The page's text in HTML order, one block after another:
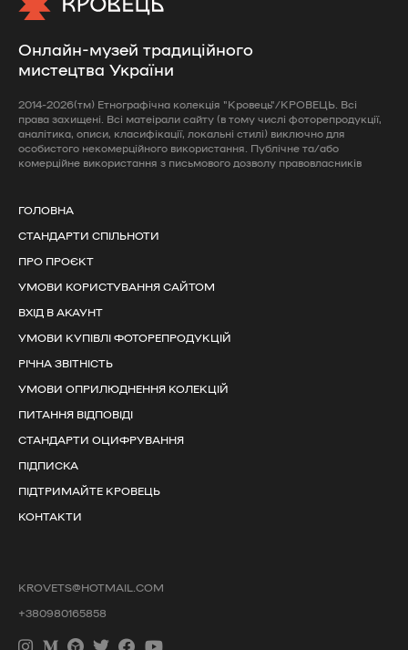
Онлайн-музей традиційного
мистецтва України
2014-2026(тм) Етнографічна колекція "Кровець"/КРОВЕЦЬ. Всі
права захищені. Всі матеірали сайту (в тому числі фоторепродукції,
аналітика, описи, класифікації, локальні стилі) виключно для
особистого некомерційного використання. Публічне та/або
комерційне використання з письмового дозволу правовласників
ГОЛОВНА
СТАНДАРТИ СПІЛЬНОТИ
ПРО ПРОЄКТ
УМОВИ КОРИСТУВАННЯ САЙТОМ
ВХІД В АКАУНТ
УМОВИ КУПІВЛІ ФОТОРЕПРОДУКЦІЙ
РІЧНА ЗВІТНІСТЬ
УМОВИ ОПРИЛЮДНЕННЯ КОЛЕКЦІЙ
ПИТАННЯ ВІДПОВІДІ
СТАНДАРТИ ОЦИФРУВАННЯ
ПІДПИСКА
ПІДТРИМАЙТЕ КРОВЕЦЬ
КОНТАКТИ
KROVETS@HOTMAIL.COM
+380980165858